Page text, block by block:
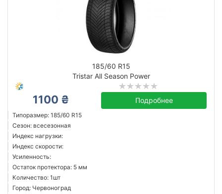
185/60 R15
Tristar All Season Power
1100 ₴ Подробнее
Типоразмер: 185/60 R15
Сезон: всесезонная
Индекс нагрузки:
Индекс скорости:
Усиленность:
Остаток протектора: 5 мм
Количество: 1шт
Город: Червоноград